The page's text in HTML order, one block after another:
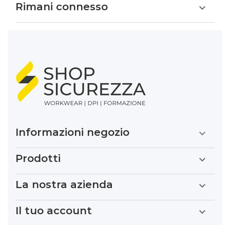
Rimani connesso 
Informazioni negozio

Prodotti

La nostra azienda

Il tuo account
